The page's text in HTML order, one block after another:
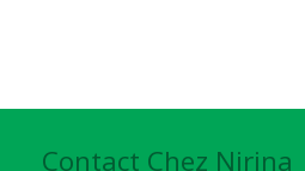
Contact Chez Nirina